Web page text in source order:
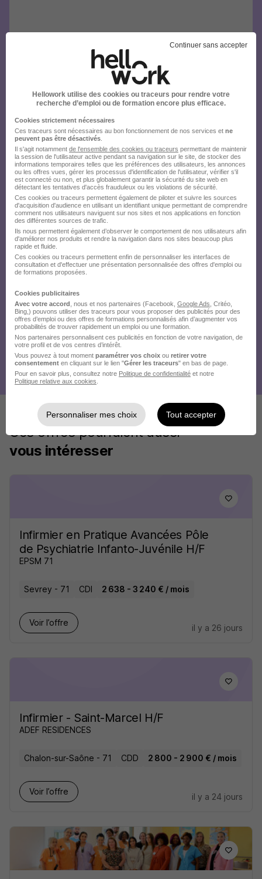
Ces offres pourraient aussi
vous intéresser
Infirmier en Pratique Avancées Pôle
de Psychiatrie Infanto-Juvénile H/F
EPSM 71
Sevrey - 71 CDI 2 638 - 3 240 € / mois
Voir l’offre
il y a 26 jours
Infirmier - Saint-Marcel H/F
ADEF RESIDENCES
Chalon-sur-Saône - 71 CDD 2 800 - 2 900 € / mois
Voir l’offre
il y a 24 jours
Continuer sans accepter
Hellowork utilise des cookies ou traceurs pour rendre votre
recherche d’emploi ou de formation encore plus efficace.
Cookies strictement nécessaires
Ces traceurs sont nécessaires au bon fonctionnement de nos services et ne
peuvent pas être désactivés
Il s'agit notamment de l'ensemble des cookies ou traceurs permettant de maintenir
la session de l'utilisateur active pendant sa navigation sur le site, de stocker des
informations temporaires telles que les préférences des utilisateurs, les annonces
ou les offres vues, gérer les processus d'identification de l'utilisateur, vérifier s'il
est connecté ou non, et plus globalement garantir la sécurité du site web en
détectant les tentatives d'accès frauduleux ou les violations de sécurité.
Ces cookies ou traceurs permettent également de piloter et suivre les sources
d'acquisition d'audience en utilisant un identifiant unique permettant de comprendre
comment nos utilisateurs naviguent sur nos sites et nos applications en fonction
des différentes sources de trafic.
Ils nous permettent également d’observer le comportement de nos utilisateurs afin
d'améliorer nos produits et rendre la navigation dans nos sites beaucoup plus
rapide et fluide.
Ces cookies ou traceurs permettent enfin de personnaliser les interfaces de
consultation et d'effectuer une présentation personnalisée des offres d'emploi ou
de formations proposées.
Cookies publicitaires
Avec votre accord , nous et nos partenaires (Facebook, Google Ads , Critéo,
Bing,) pouvons utiliser des traceurs pour vous proposer des publicités pour des
offres d’emploi ou des offres de formations personnalisés afin d’augmenter vos
probabilités de trouver rapidement un emploi ou une formation.
Nos partenaires personnalisent ces publicités en fonction de votre navigation, de
votre profil et de vos centres d’intérêt.
Vous pouvez à tout moment paramétrer vos choix ou retirer votre
consentement en cliquant sur le lien "Gérer les traceurs" en bas de page.
Pour en savoir plus, consultez notre Politique de confidentialité et notre
Politique relative aux cookies
Personnaliser mes choix Tout accepter